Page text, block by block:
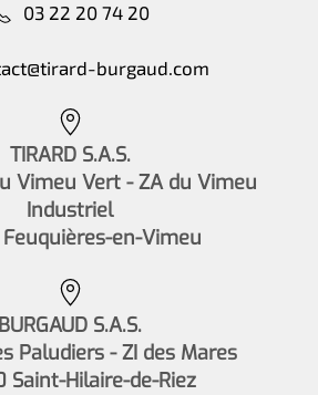
03 22 20 74 20
burgaud.com
TIRARD S.A.S.
Vimeu Vert - ZA du Vimeu
Industriel
en-Vimeu
BURGAUD S.A.S.
Paludiers - ZI des Mares
Saint-Hilaire-de-Riez